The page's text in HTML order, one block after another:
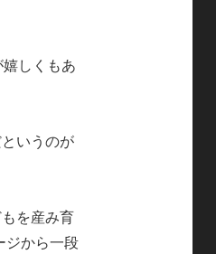
しくもあ
いうのが
を産み育
ジから一段